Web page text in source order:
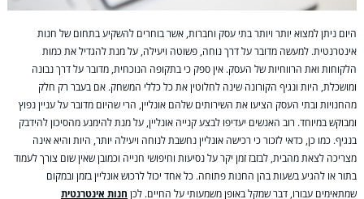
היום ניתן למצוא יותר ויותר בתי עסק וחברות, אשר בוחרים להשקיע בתחום של חנות
אינטרנטית. למעשה מדובר על דרך נוחה, פשוטה ויעילה, על מנת להגדיל את כמות
הלקוחות ואת הרווחיות של העסק. אין ספק כי בתקופה הנוכחית, מדובר על דרך נבונה
ומושכלת, היות ונגיף הקורונה שינה לחלוטין את כל כללי המשחק. אם בעבר רק חלק
מהחנויות ובתי העסק הציעו את השירותים שלהם אונליין, הרי שהיום מדובר על עניין נפוץ
ומבוקש במיוחד. רוב האנשים יעדיפו לבצע קנייה אונליין, על מנת להימנע מהסיכון להידבק
בנגיף. כמו כן, כדאי לזכור כי רכישה אונליין נחשבת לנוחה ויעילה יותר, היות והיא אינה
מצריכה לצאת מהבית, לבזבז זמן יקר על נסיעות וחיפושי חנייה וכמובן שאין שום צורך לעמוד
בתור או להגיע בשעות בהן החנות פתוחה. כל אחד יכול לרכוש אונליין בזמן ובמקום
שמתאימים עבורו, דבר שמקל באופן משמעותי על החיים. לכן חנות אינטרנטית